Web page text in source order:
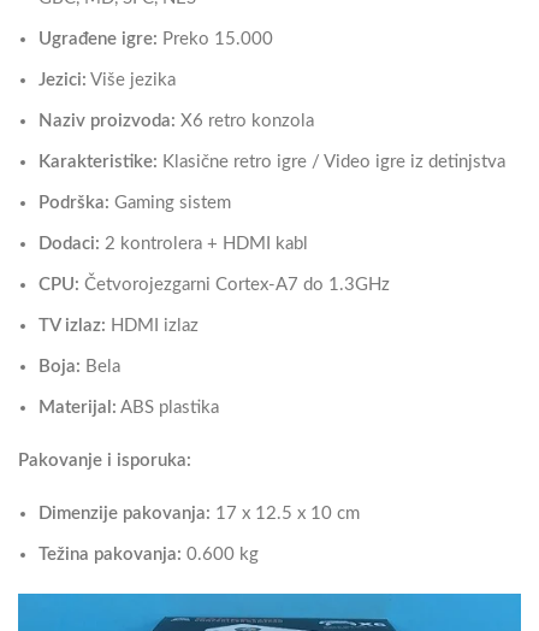
Ugrađene igre: Preko 15.000
Jezici: Više jezika
Naziv proizvoda: X6 retro konzola
Karakteristike: Klasične retro igre / Video igre iz detinjstva
Podrška: Gaming sistem
Dodaci: 2 kontrolera + HDMI kabl
CPU: Četvorojezgarni Cortex-A7 do 1.3GHz
TV izlaz: HDMI izlaz
Boja: Bela
Materijal: ABS plastika
Pakovanje i isporuka:
Dimenzije pakovanja: 17 x 12.5 x 10 cm
Težina pakovanja: 0.600 kg